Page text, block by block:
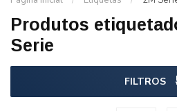
Produtos
Serie
FILTROS